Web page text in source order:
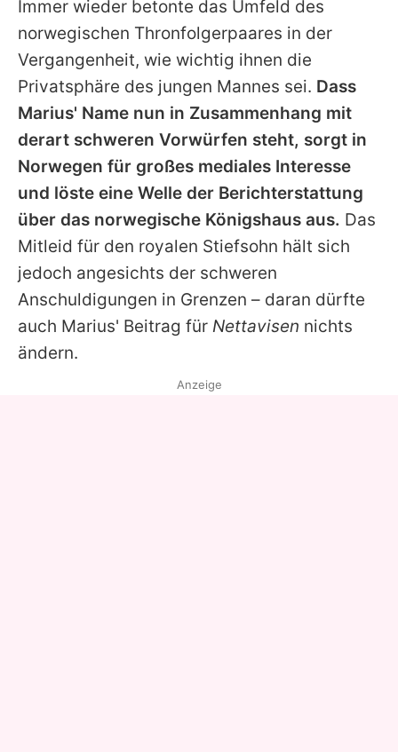
Immer wieder betonte das Umfeld des
norwegischen Thronfolgerpaares in der
Vergangenheit, wie wichtig ihnen die
Privatsphäre des jungen Mannes sei. Dass
Marius' Name nun in Zusammenhang mit
derart schweren Vorwürfen steht, sorgt in
Norwegen für großes mediales Interesse
und löste eine Welle der Berichterstattung
über das norwegische Königshaus aus. Das
Mitleid für den royalen Stiefsohn hält sich
jedoch angesichts der schweren
Anschuldigungen in Grenzen – daran dürfte
auch Marius' Beitrag für Nettavisen nichts
ändern.
Anzeige